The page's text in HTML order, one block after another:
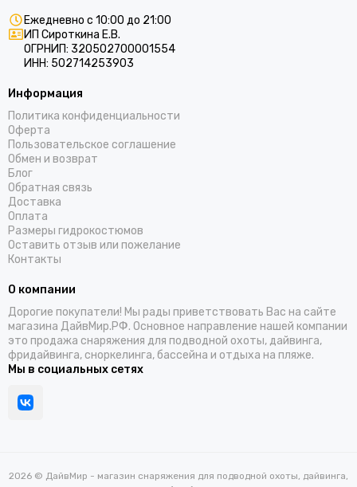
Ежедневно с 10:00 до 21:00
ИП Сироткина Е.В.
ОГРНИП: 320502700001554
ИНН: 502714253903
Информация
Политика конфиденциальности
Оферта
Пользовательское соглашение
Обмен и возврат
Блог
Обратная связь
Доставка
Оплата
Размеры гидрокостюмов
Оставить отзыв или пожелание
Контакты
О компании
Дорогие покупатели! Мы рады приветствовать Вас на сайте
магазина ДайвМир.РФ. Основное направление нашей компании
это продажа снаряжения для подводной охоты, дайвинга,
фридайвинга, сноркелинга, бассейна и отдыха на пляже.
Мы в социальных сетях
2026 © ДайвМир - магазин снаряжения для подводной охоты, дайвинга,